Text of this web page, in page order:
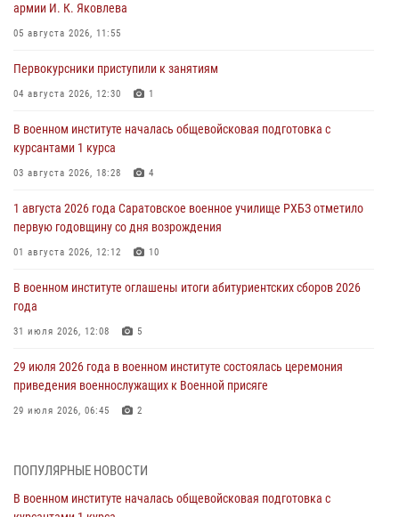
армии И. К. Яковлева
05 августа 2026, 11:55
Первокурсники приступили к занятиям
04 августа 2026, 12:30 1
В военном институте началась общевойсковая подготовка с
курсантами 1 курса
03 августа 2026, 18:28 4
1 августа 2026 года Саратовское военное училище РХБЗ отметило
первую годовщину со дня возрождения
01 августа 2026, 12:12 10
В военном институте оглашены итоги абитуриентских сборов 2026
года
31 июля 2026, 12:08 5
29 июля 2026 года в военном институте состоялась церемония
приведения военнослужащих к Военной присяге
29 июля 2026, 06:45 2
экзамен по вождению
ПОПУЛЯРНЫЕ НОВОСТИ
В военном институте началась общевойсковая подготовка с